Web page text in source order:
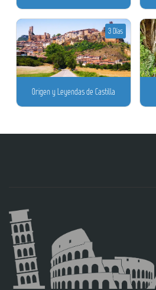
Origen y Leyendas de Castilla
3 Días